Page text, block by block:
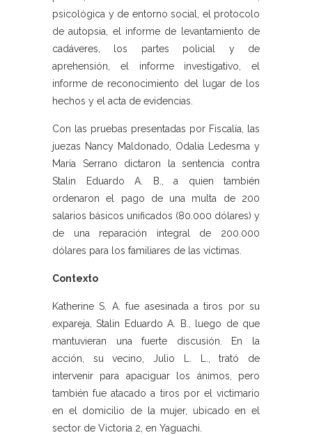
psicológica y de entorno social, el protocolo
de autopsia, el informe de levantamiento de
cadáveres, los partes policial y de
aprehensión, el informe investigativo, el
informe de reconocimiento del lugar de los
hechos y el acta de evidencias.
Con las pruebas presentadas por Fiscalía, las
juezas Nancy Maldonado, Odalia Ledesma y
María Serrano dictaron la sentencia contra
Stalin Eduardo A. B., a quien también
ordenaron el pago de una multa de 200
salarios básicos unificados (80.000 dólares) y
de una reparación integral de 200.000
dólares para los familiares de las víctimas.
Contexto
Katherine S. A. fue asesinada a tiros por su
expareja, Stalin Eduardo A. B., luego de que
mantuvieran una fuerte discusión. En la
acción, su vecino, Julio L. L., trató de
intervenir para apaciguar los ánimos, pero
también fue atacado a tiros por el victimario
en el domicilio de la mujer, ubicado en el
sector de Victoria 2, en Yaguachi.